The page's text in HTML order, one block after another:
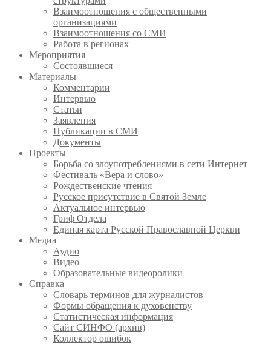
Взаимоотношения с общественными
организациями
Взаимоотношения со СМИ
Работа в регионах
Мероприятия
Состоявшиеся
Материалы
Комментарии
Интервью
Статьи
Заявления
Публикации в СМИ
Документы
Проекты
Борьба со злоупотреблениями в сети Интернет
Фестиваль «Вера и слово»
Рождественские чтения
Русское присутствие в Святой Земле
Актуальное интервью
Гриф Отдела
Единая карта Русской Православной Церкви
Медиа
Аудио
Видео
Образовательные видеоролики
Справка
Словарь терминов для журналистов
Формы обращения к духовенству
Статистическая информация
Сайт СИНФО (архив)
Коллектор ошибок